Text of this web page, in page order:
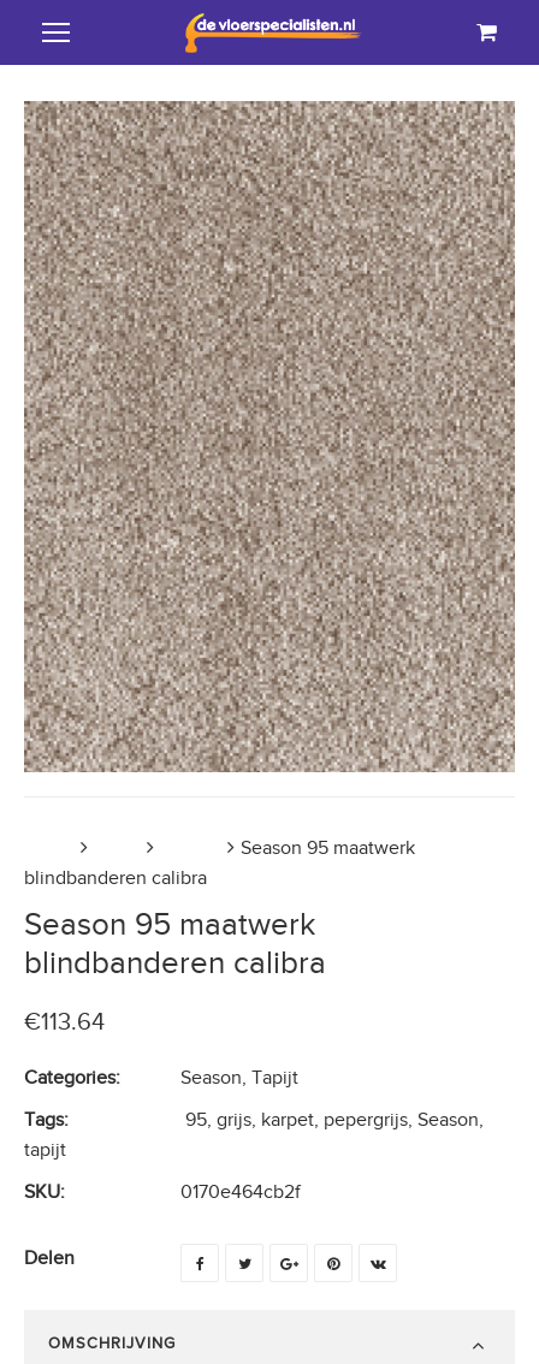
Season 95 maatwerk
blindbanderen calibra
Season 95 maatwerk
blindbanderen calibra
€113.64
Categories: Season, Tapijt
Tags:
95, grijs, karpet, pepergrijs, Season,
tapijt
SKU:
0170e464cb2f
Delen
OMSCHRIJVING